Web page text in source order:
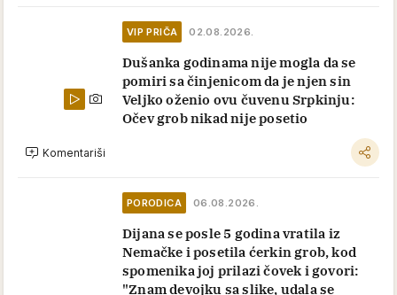
VIP PRIČA 02.08.2026.
Dušanka godinama nije mogla da se
pomiri sa činjenicom da je njen sin
Veljko oženio ovu čuvenu Srpkinju:
Očev grob nikad nije posetio
Komentariši
PORODICA 06.08.2026.
Dijana se posle 5 godina vratila iz
Nemačke i posetila ćerkin grob, kod
spomenika joj prilazi čovek i govori:
"Znam devojku sa slike, udala se